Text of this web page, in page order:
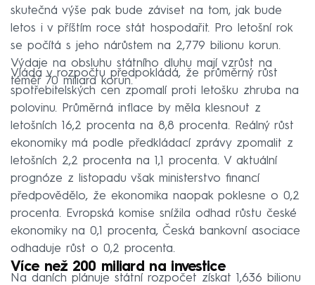
skutečná výše pak bude záviset na tom, jak bude
letos i v příštím roce stát hospodařit. Pro letošní rok
se počítá s jeho nárůstem na 2,779 bilionu korun.
Výdaje na obsluhu státního dluhu mají vzrůst na
téměř 70 miliard korun.
Vláda v rozpočtu předpokládá, že průměrný růst
spotřebitelských cen zpomalí proti letošku zhruba na
polovinu. Průměrná inflace by měla klesnout z
letošních 16,2 procenta na 8,8 procenta. Reálný růst
ekonomiky má podle předkládací zprávy zpomalit z
letošních 2,2 procenta na 1,1 procenta. V aktuální
prognóze z listopadu však ministerstvo financí
předpovědělo, že ekonomika naopak poklesne o 0,2
procenta. Evropská komise snížila odhad růstu české
ekonomiky na 0,1 procenta, Česká bankovní asociace
odhaduje růst o 0,2 procenta.
Více než 200 miliard na investice
Na daních plánuje státní rozpočet získat 1,636 bilionu